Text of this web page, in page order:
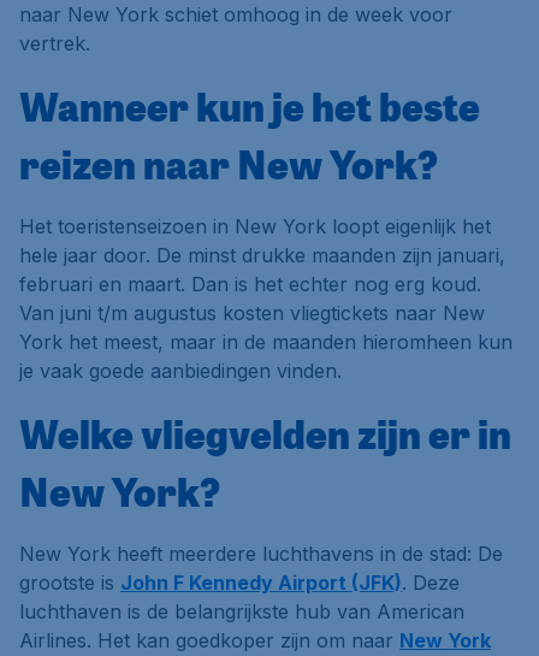
naar New York schiet omhoog in de week voor
vertrek.
Wanneer kun je het beste
reizen naar New York?
Het toeristenseizoen in New York loopt eigenlijk het
hele jaar door. De minst drukke maanden zijn januari,
februari en maart. Dan is het echter nog erg koud.
Van juni t/m augustus kosten vliegtickets naar New
York het meest, maar in de maanden hieromheen kun
je vaak goede aanbiedingen vinden.
Welke vliegvelden zijn er in
New York?
New York heeft meerdere luchthavens in de stad: De
grootste is John F Kennedy Airport (JFK). Deze
luchthaven is de belangrijkste hub van American
Airlines. Het kan goedkoper zijn om naar New York